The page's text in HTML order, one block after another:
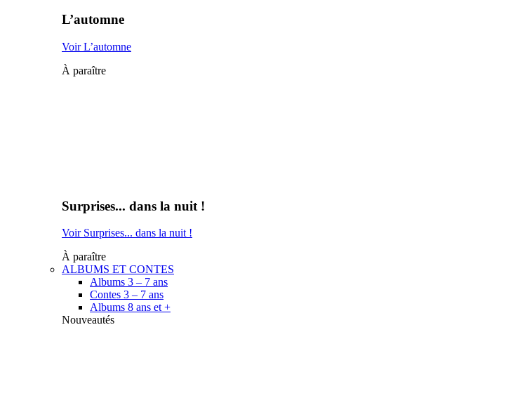
L’automne
Voir L’automne
À paraître
Surprises... dans la nuit !
Voir Surprises... dans la nuit !
À paraître
ALBUMS ET CONTES
Albums 3 – 7 ans
Contes 3 – 7 ans
Albums 8 ans et +
Nouveautés